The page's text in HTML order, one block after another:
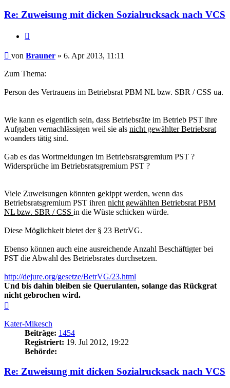
Re: Zuweisung mit dicken Sozialrucksack nach VCS
Beitrag
von Brauner » 6. Apr 2013, 11:11
Zum Thema:
Person des Vertrauens im Betriebsrat PBM NL bzw. SBR / CSS ua.
Wie kann es eigentlich sein, dass Betriebsräte im Betrieb PST ihre
Aufgaben vernachlässigen weil sie als nicht gewählter Betriebsrat
woanders tätig sind.
Gab es das Wortmeldungen im Betriebsratsgremium PST ?
Widersprüche im Betriebsratsgremium PST ?
Viele Zuweisungen könnten gekippt werden, wenn das
Betriebsratsgremium PST ihren nicht gewählten Betriebsrat PBM
NL bzw. SBR / CSS in die Wüste schicken würde.
Diese Möglichkeit bietet der § 23 BetrVG.
Ebenso können auch eine ausreichende Anzahl Beschäftigter bei
PST die Abwahl des Betriebsrates durchsetzen.
http://dejure.org/gesetze/BetrVG/23.html
Und bis dahin bleiben sie Querulanten, solange das Rückgrat
nicht gebrochen wird.
Kater-Mikesch
Beiträge: 1454
Registriert: 19. Jul 2012, 19:22
Behörde:
Re: Zuweisung mit dicken Sozialrucksack nach VCS